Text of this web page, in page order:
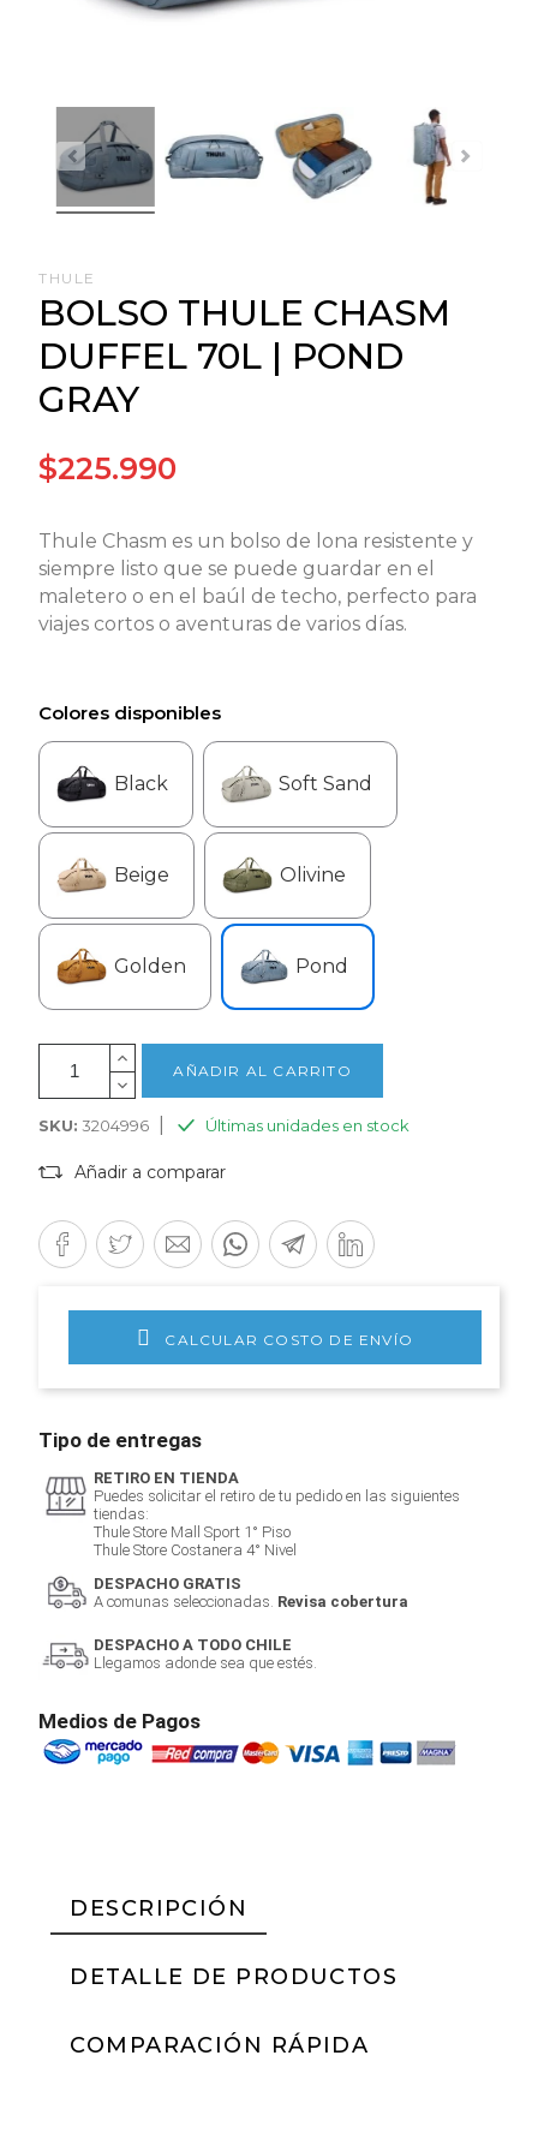
THULE
BOLSO THULE CHASM
DUFFEL 70L | POND
GRAY
$225.990
Thule Chasm es un bolso de lona resistente y
siempre listo que se puede guardar en el
maletero o en el baúl de techo, perfecto para
viajes cortos o aventuras de varios días.
Colores disponibles
Black Soft Sand
Beige Olivine
Golden Pond
AÑADIR AL CARRITO
SKU: 3204996 Últimas unidades en stock
Añadir a comparar
CALCULAR COSTO DE ENVÍO
Tipo de entregas
RETIRO EN TIENDA
Puedes solicitar el retiro de tu pedido en las siguientes
tiendas:
Thule Store Mall Sport 1° Piso
Thule Store Costanera 4° Nivel
DESPACHO GRATIS
A comunas seleccionadas. Revisa cobertura
DESPACHO A TODO CHILE
Llegamos adonde sea que estés.
Medios de Pagos
DESCRIPCIÓN
DETALLE DE PRODUCTOS
COMPARACIÓN RÁPIDA